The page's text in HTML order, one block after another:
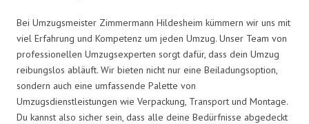
Bei Umzugsmeister Zimmermann Hildesheim kümmern wir uns mit
viel Erfahrung und Kompetenz um jeden Umzug. Unser Team von
professionellen Umzugsexperten sorgt dafür, dass dein Umzug
reibungslos abläuft. Wir bieten nicht nur eine Beiladungsoption,
sondern auch eine umfassende Palette von
Umzugsdienstleistungen wie Verpackung, Transport und Montage.
Du kannst also sicher sein, dass alle deine Bedürfnisse abgedeckt